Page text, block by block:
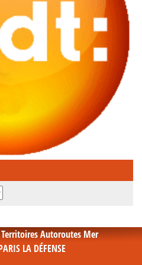
Autoroutes Mer
LA DÉFENSE